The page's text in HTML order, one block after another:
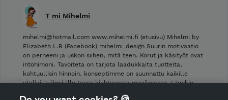
T mi Mihelmi
mihelmi@hotmail.com www.mihelmi.fi (etusivu) Mihelmi by
Elizabeth L.R (Facebook) mihelmi_design Suurin motivaatio
on perheeni ja uskon siihen, mitä teen. Korut ja käsityöt ovat
intohimoni. Tavoiteta on tarjota laadukkaita tuotteita,
kohtuullisin hinnoin. konseptimme on suunnattu kaikille
uteliaille ihmisille tässä kiehtovassa maailmassa. Etenkin …